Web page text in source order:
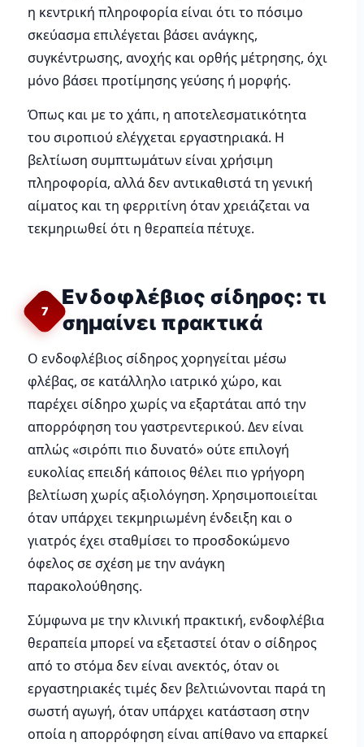
η κεντρική πληροφορία είναι ότι το πόσιμο
σκεύασμα επιλέγεται βάσει ανάγκης,
συγκέντρωσης, ανοχής και ορθής μέτρησης, όχι
μόνο βάσει προτίμησης γεύσης ή μορφής.
Όπως και με το χάπι, η αποτελεσματικότητα
του σιροπιού ελέγχεται εργαστηριακά. Η
βελτίωση συμπτωμάτων είναι χρήσιμη
πληροφορία, αλλά δεν αντικαθιστά τη γενική
αίματος και τη φερριτίνη όταν χρειάζεται να
τεκμηριωθεί ότι η θεραπεία πέτυχε.
7
Ενδοφλέβιος σίδηρος: τι
σημαίνει πρακτικά
Ο ενδοφλέβιος σίδηρος χορηγείται μέσω
φλέβας, σε κατάλληλο ιατρικό χώρο, και
παρέχει σίδηρο χωρίς να εξαρτάται από την
απορρόφηση του γαστρεντερικού. Δεν είναι
απλώς «σιρόπι πιο δυνατό» ούτε επιλογή
ευκολίας επειδή κάποιος θέλει πιο γρήγορη
βελτίωση χωρίς αξιολόγηση. Χρησιμοποιείται
όταν υπάρχει τεκμηριωμένη ένδειξη και ο
γιατρός έχει σταθμίσει το προσδοκώμενο
όφελος σε σχέση με την ανάγκη
παρακολούθησης.
Σύμφωνα με την κλινική πρακτική, ενδοφλέβια
θεραπεία μπορεί να εξεταστεί όταν ο σίδηρος
από το στόμα δεν είναι ανεκτός, όταν οι
εργαστηριακές τιμές δεν βελτιώνονται παρά τη
σωστή αγωγή, όταν υπάρχει κατάσταση στην
οποία η απορρόφηση είναι απίθανο να επαρκεί